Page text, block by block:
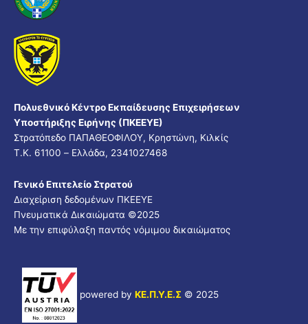
Πολυεθνικό Κέντρο Εκπαίδευσης Επιχειρήσεων
Υποστήριξης Ειρήνης (ΠΚΕΕΥΕ)
Στρατόπεδο ΠΑΠΑΘΕΟΦΙΛΟΥ, Κρηστώνη, Κιλκίς
Τ.Κ. 61100 – Ελλάδα, 2341027468
Γενικό Επιτελείο Στρατού
Διαχείριση δεδομένων ΠΚΕΕΥΕ
Πνευματικά Δικαιώματα ©2025
Με την επιφύλαξη παντός νόμιμου δικαιώματος
powered by ΚΕ.Π.Υ.Ε.Σ © 2025